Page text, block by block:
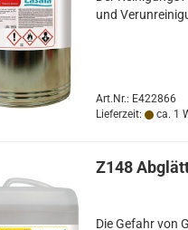
und
Art.Nr.: E422866
Lieferzeit:
ca. 1
Z148
Die Gefahr von